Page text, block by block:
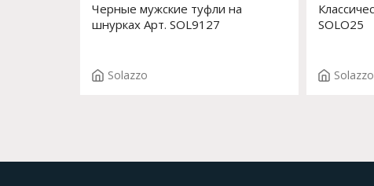
Черные мужские туфли на
шнурках Арт. SOL9127
Solazzo
SOLO25
Solazzo